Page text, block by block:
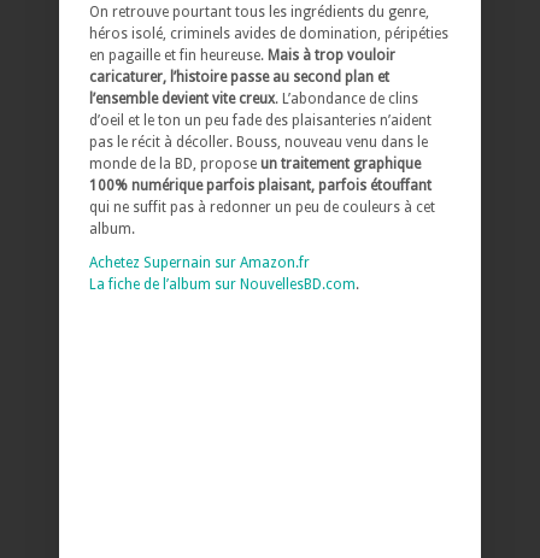
On retrouve pourtant tous les ingrédients du genre,
héros isolé, criminels avides de domination, péripéties
en pagaille et fin heureuse. Mais à trop vouloir
caricaturer, l’histoire passe au second plan et
l’ensemble devient vite creux. L’abondance de clins
d’oeil et le ton un peu fade des plaisanteries n’aident
pas le récit à décoller. Bouss, nouveau venu dans le
monde de la BD, propose un traitement graphique
100% numérique parfois plaisant, parfois étouffant
qui ne suffit pas à redonner un peu de couleurs à cet
album.
Achetez Supernain sur Amazon.fr
La fiche de l’album sur NouvellesBD.com.